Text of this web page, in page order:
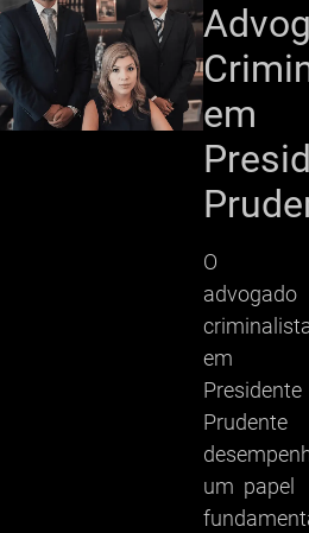
em
O
advogado
em
Presidente
Prudente
um papel